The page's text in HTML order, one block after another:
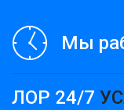
Мы
ЛОР 24/7